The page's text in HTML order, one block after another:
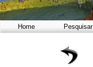
Home Pesquisar